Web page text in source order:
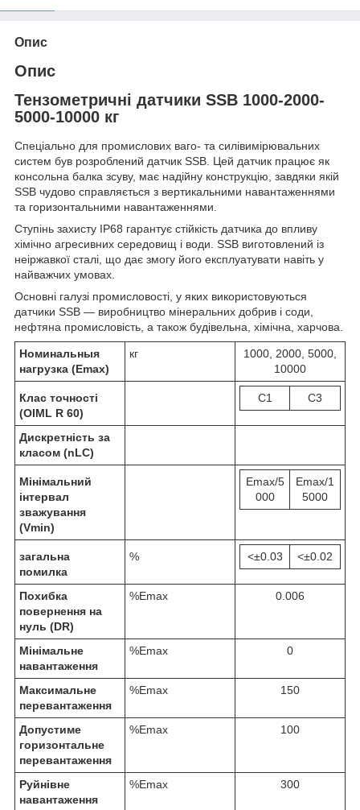
Опис
Опис
Тензометричні датчики SSB 1000-2000-
5000-10000 кг
Спеціально для промислових ваго- та силівимірювальних
систем був розроблений датчик SSB. Цей датчик працює як
консольна балка зсуву, має надійну конструкцію, завдяки якій
SSB чудово справляється з вертикальними навантаженнями
та горизонтальними навантаженнями.
Ступінь захисту IP68 гарантує стійкість датчика до впливу
хімічно агресивних середовищ і води. SSB виготовлений із
неіржавкої сталі, що дає змогу його експлуатувати навіть у
найважчих умовах.
Основні галузі промисловості, у яких використовуються
датчики SSB — виробництво мінеральних добрив і соди,
нефтяна промисловість, а також будівельна, хімічна, харчова.
Номинальныя
нагрузка (Emax)
кг
1000, 2000, 5000,
10000
Клас точності
(OIML R 60)
C1 C3
Дискретність за
класом (nLC)
Мінімальний
інтервал
зважування
(Vmin)
Emax/5
000
Emax/1
5000
загальна
помилка
% <±0.03 <±0.02
Похибка
повернення на
нуль (DR)
%Emax 0.006
Мінімальне
навантаження
%Emax 0
Максимальне
перевантаження
%Emax 150
Допустиме
горизонтальне
перевантаження
%Emax 100
Руйнівне
навантаження
%Emax 300